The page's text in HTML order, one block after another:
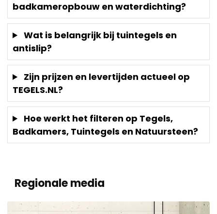
badkameropbouw en waterdichting?
Wat is belangrijk bij tuintegels en
antislip?
Zijn prijzen en levertijden actueel op
TEGELS.NL?
Hoe werkt het filteren op Tegels,
Badkamers, Tuintegels en Natuursteen?
Regionale media